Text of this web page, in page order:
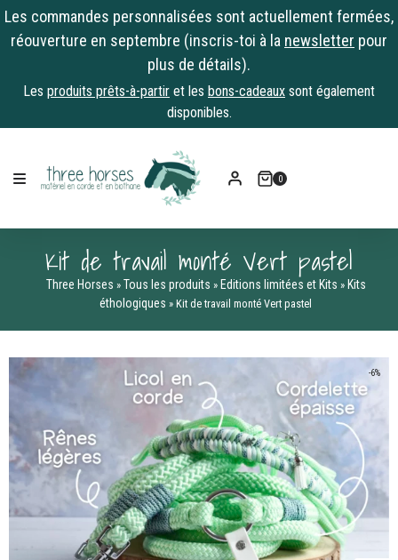
Les commandes personnalisées sont actuellement fermées,
réouverture en septembre (inscris-toi à la newsletter pour
plus de détails).
Les produits prêts-à-partir et les bons-cadeaux sont également
disponibles.
content
0
Kit de travail monté Vert pastel
Three Horses » Tous les produits » Editions limitées et Kits » Kits
éthologiques » Kit de travail monté Vert pastel
-6%